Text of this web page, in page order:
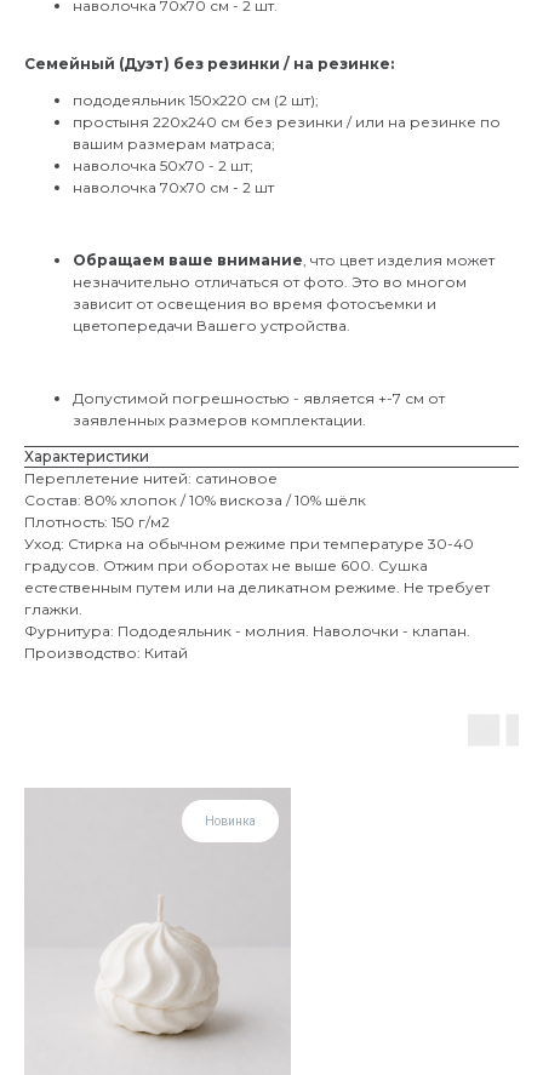
наволочка 70х70 см - 2 шт.
Семейный (Дуэт) без резинки / на резинке:
пододеяльник 150х220 см (2 шт);
простыня 220х240 см без резинки / или на резинке по
вашим размерам матраса;
наволочка 50х70 - 2 шт;
наволочка 70х70 см - 2 шт
Обращаем ваше внимание , что цвет изделия может
незначительно отличаться от фото. Это во многом
зависит от освещения во время фотосъемки и
цветопередачи Вашего устройства.
Допустимой погрешностью - является +-7 см от
заявленных размеров комплектации.
Характеристики
Переплетение нитей: сатиновое
Состав: 80% хлопок / 10% вискоза / 10% шёлк
Плотность: 150 г/м2
Уход: Стирка на обычном режиме при температуре 30-40
градусов. Отжим при оборотах не выше 600. Сушка
естественным путем или на деликатном режиме. Не требует
глажки.
Фурнитура: Пододеяльник - молния. Наволочки - клапан.
Производство: Китай
Новинка